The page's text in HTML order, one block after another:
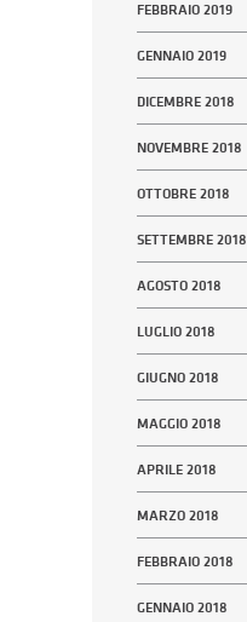
FEBBRAIO 2019
GENNAIO 2019
DICEMBRE 2018
NOVEMBRE 2018
OTTOBRE 2018
SETTEMBRE 2018
AGOSTO 2018
LUGLIO 2018
GIUGNO 2018
MAGGIO 2018
APRILE 2018
MARZO 2018
FEBBRAIO 2018
GENNAIO 2018